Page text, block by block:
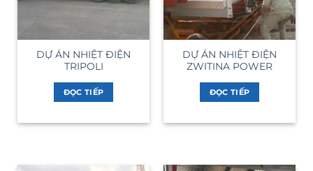
DỰ ÁN NHIỆT ĐIỆN
TRIPOLI
ĐỌC TIẾP
DỰ ÁN NHIỆT ĐIỆN
ZWITINA POWER
ĐỌC TIẾP